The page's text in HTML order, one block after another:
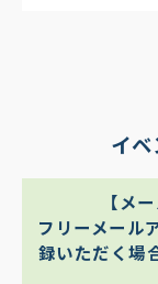
イ
【メ
フリーメール
録いただく場